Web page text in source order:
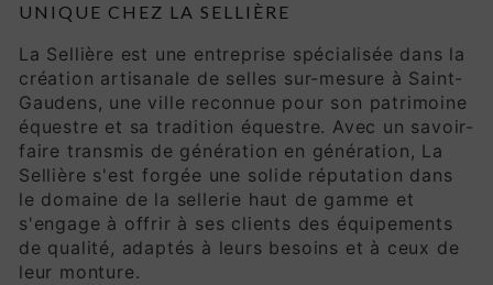
UNIQUE CHEZ LA SELLIÈRE
La Sellière est une entreprise spécialisée dans la
création artisanale de selles sur-mesure à Saint-
Gaudens, une ville reconnue pour son patrimoine
équestre et sa tradition équestre. Avec un savoir-
faire transmis de génération en génération, La
Sellière s'est forgée une solide réputation dans
le domaine de la sellerie haut de gamme et
s'engage à offrir à ses clients des équipements
de qualité, adaptés à leurs besoins et à ceux de
leur monture.